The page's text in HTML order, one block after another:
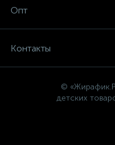
Опт
Контакты
©
детских